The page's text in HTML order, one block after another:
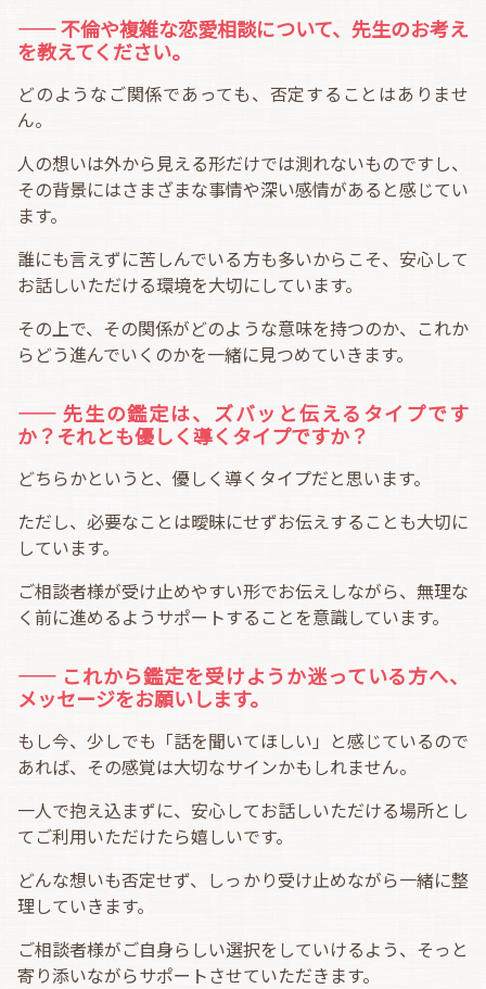
―― 不倫や複雑な恋愛相談について、先生のお考え
を教えてください。
どのようなご関係であっても、否定することはありませ
ん。
人の想いは外から見える形だけでは測れないものですし、
その背景にはさまざまな事情や深い感情があると感じてい
ます。
誰にも言えずに苦しんでいる方も多いからこそ、安心して
お話しいただける環境を大切にしています。
その上で、その関係がどのような意味を持つのか、これか
らどう進んでいくのかを一緒に見つめていきます。
―― 先生の鑑定は、ズバッと伝えるタイプです
か？それとも優しく導くタイプですか？
どちらかというと、優しく導くタイプだと思います。
ただし、必要なことは曖昧にせずお伝えすることも大切に
しています。
ご相談者様が受け止めやすい形でお伝えしながら、無理な
く前に進めるようサポートすることを意識しています。
―― これから鑑定を受けようか迷っている方へ、
メッセージをお願いします。
もし今、少しでも「話を聞いてほしい」と感じているので
あれば、その感覚は大切なサインかもしれません。
一人で抱え込まずに、安心してお話しいただける場所とし
てご利用いただけたら嬉しいです。
どんな想いも否定せず、しっかり受け止めながら一緒に整
理していきます。
ご相談者様がご自身らしい選択をしていけるよう、そっと
寄り添いながらサポートさせていただきます。